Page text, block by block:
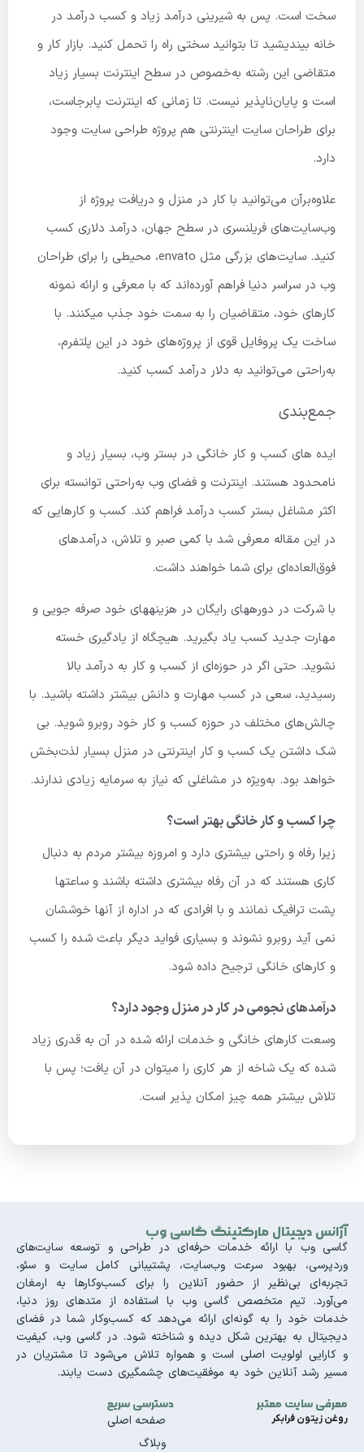
سخت است. پس به شیرینی درآمد زیاد و کسب درآمد در
خانه بیندیشید تا بتوانید سختی راه را تحمل کنید. بازار کار و
متقاضی این رشته به‌خصوص در سطح اینترنت بسیار زیاد
است و پایان‌ناپذیر نیست. تا زمانی که اینترنت پابرجاست،
برای طراحان سایت اینترنتی هم پروژه طراحی سایت وجود
دارد.
علاوه‌برآن می‌توانید با کار در منزل و دریافت پروژه از
وب‌سایت‌های فریلنسری در سطح جهان، درآمد دلاری کسب
کنید. سایت‌های بزرگی مثل envato، محیطی را برای طراحان
وب در سراسر دنیا فراهم آورده‌اند که با معرفی و ارائه نمونه
کارهای خود، متقاضیان را به سمت خود جذب می­کنند. با
ساخت یک پروفایل قوی از پروژه‌های خود در این پلتفرم،
به‌راحتی می‌توانید به دلار درآمد کسب کنید.
جمع‌بندی
ایده های کسب و کار خانگی در بستر وب، بسیار زیاد و
نامحدود هستند. اینترنت و فضای وب به‌راحتی توانسته برای
اکثر مشاغل بستر کسب درآمد فراهم کند. کسب و کارهایی که
در این مقاله معرفی شد با کمی صبر و تلاش، درآمدهای
فوق‌العاده‌ای برای شما خواهند داشت.
با شرکت در دوره­های رایگان در هزینه­های خود صرفه­ جویی و
مهارت جدید کسب یاد بگیرید. هیچگاه از یادگیری خسته
نشوید. حتی اگر در حوزه‌ای از کسب و کار به درآمد بالا
رسیدید، سعی در کسب مهارت و دانش بیشتر داشته باشید. با
چالش‌های مختلف در حوزه کسب و کار خود روبرو شوید. بی
شک داشتن یک کسب و کار اینترنتی در منزل بسیار لذت‌بخش
خواهد بود. به‌ویژه در مشاغلی که نیاز به سرمایه زیادی ندارند.
چرا کسب و کار خانگی بهتر است؟
زیرا رفاه و راحتی بیشتری دارد و امروزه بیشتر مردم به دنبال
کاری هستند که در آن رفاه بیشتری داشته باشند و ساعتها
پشت ترافیک نمانند و با افرادی که در اداره از آنها خوششان
نمی آید روبرو نشوند و بسیاری فواید دیگر باعث شده را کسب
و کارهای خانگی ترجیح داده شود.
درآمدهای نجومی در کار در منزل وجود دارد؟
وسعت کارهای خانگی و خدمات ارائه شده در آن به قدری زیاد
شده که یک شاخه از هر کاری را میتوان در آن یافت؛ پس با
تلاش بیشتر همه چیز امکان پذیر است.
آژانس دیجیتال مارکتینگ گاسی وب
گاسی وب با ارائه خدمات حرفه‌ای در طراحی و توسعه سایت‌های
وردپرسی، بهبود سرعت وب‌سایت، پشتیبانی کامل سایت و سئو،
تجربه‌ای بی‌نظیر از حضور آنلاین را برای کسب‌وکارها به ارمغان
می‌آورد. تیم متخصص گاسی وب با استفاده از متدهای روز دنیا،
خدمات خود را به گونه‌ای ارائه می‌دهد که کسب‌وکار شما در فضای
دیجیتال به بهترین شکل دیده و شناخته شود. در گاسی وب، کیفیت
و کارایی اولویت اصلی است و همواره تلاش می‌شود تا مشتریان در
مسیر رشد آنلاین خود به موفقیت‌های چشمگیری دست یابند.
معرفی سایت معتبر
روغن زیتون فرابکر
دسترسی سریع
صفحه اصلی
وبلاگ